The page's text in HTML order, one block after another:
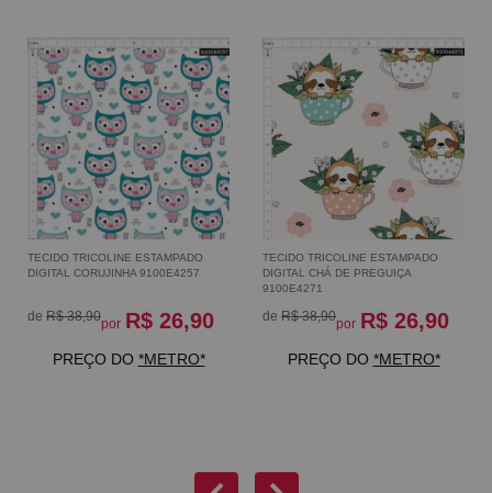
TECIDO TRICOLINE ESTAMPADO
DIGITAL CORUJINHA 9100E4257
de R$ 38,90por R$ 26,90
PREÇO DO *METRO*
TECIDO TRICOLINE ESTAMPADO
DIGITAL CHÁ DE PREGUIÇA
9100E4271
de R$ 38,90por R$ 26,90
PREÇO DO *METRO*